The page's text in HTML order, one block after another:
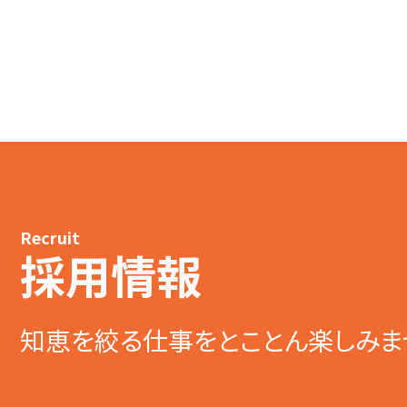
Recruit
採用情報
知恵を絞る仕事をとことん楽しみ